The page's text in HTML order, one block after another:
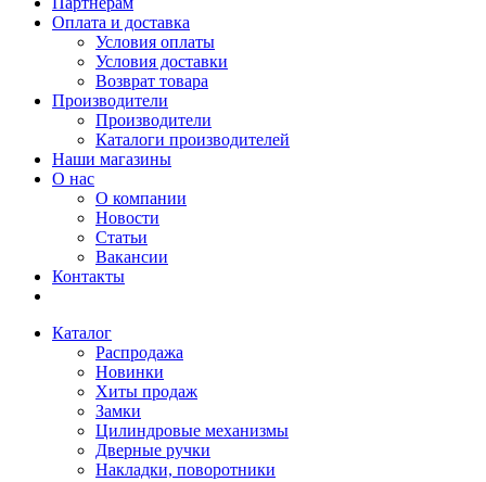
Оплата и доставка
Условия оплаты
Условия доставки
Возврат товара
Производители
Производители
Каталоги производителей
Наши магазины
О нас
О компании
Новости
Статьи
Вакансии
Контакты
Каталог
Распродажа
Новинки
Хиты продаж
Замки
Цилиндровые механизмы
Дверные ручки
Накладки, поворотники